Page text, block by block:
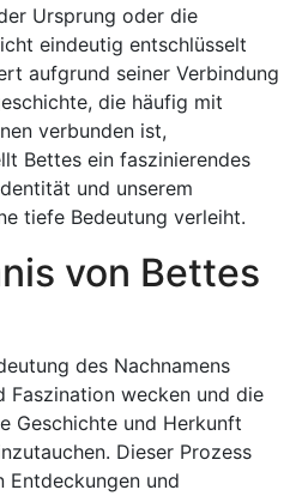
Ursprung oder die
eindeutig entschlüsselt
aufgrund seiner Verbindung
die häufig mit
verbunden ist,
Bettes ein faszinierendes
und unserem
tiefe Bedeutung verleiht.
von Bettes
des Nachnamens
Faszination wecken und die
Geschichte und Herkunft
Dieser Prozess
Entdeckungen und